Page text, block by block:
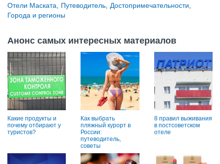
Отели Маската
Путеводитель Достопримечательности
Города и регионы
Анонс самых интересных материалов
Какие продукты и
почему отбирают у
туристов?
Как выбрать
пляжный курорт в
России:
путеводитель,
советы
8 правил выживания
в постсоветском
отеле